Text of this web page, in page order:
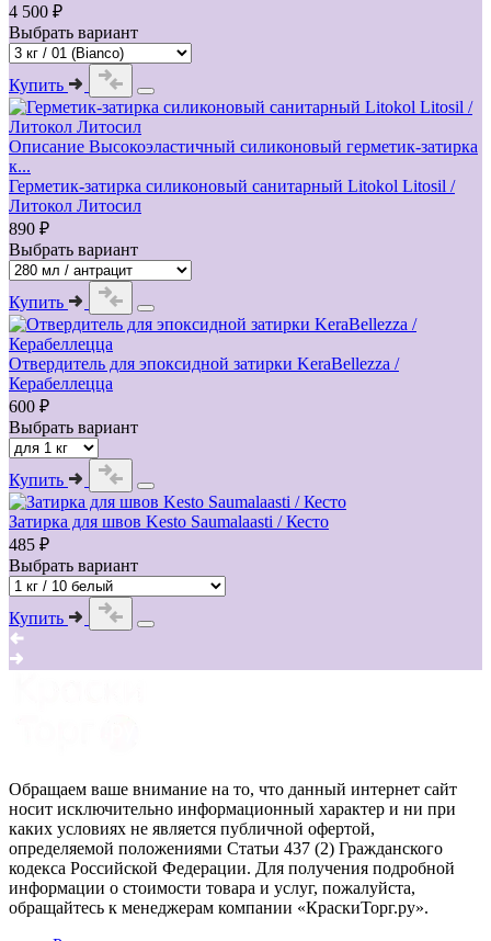
4 500 ₽
Выбрать вариант
Купить
Описание Высокоэластичный силиконовый герметик-затирка
к...
Герметик-затирка силиконовый санитарный Litokol Litosil /
Литокол Литосил
890 ₽
Выбрать вариант
Купить
Отвердитель для эпоксидной затирки KeraBellezza /
Керабеллецца
600 ₽
Выбрать вариант
Купить
Затирка для швов Kesto Saumalaasti / Кесто
485 ₽
Выбрать вариант
Купить
Обращаем ваше внимание на то, что данный интернет сайт
носит исключительно информационный характер и ни при
каких условиях не является публичной офертой,
определяемой положениями Статьи 437 (2) Гражданского
кодекса Российской Федерации. Для получения подробной
информации о стоимости товара и услуг, пожалуйста,
обращайтесь к менеджерам компании «КраскиТорг.ру».